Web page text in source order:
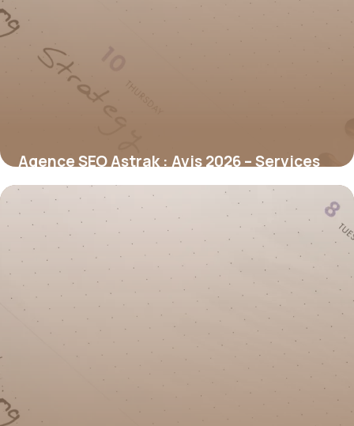
Agence SEO Astrak : Avis 2026 – Services
Référencement
7 juillet 2026